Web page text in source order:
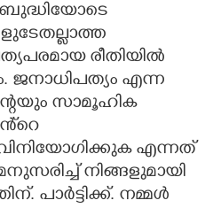
രീതിയിൽ
ജനാധിപത്യം എന്ന
സാമൂഹിക
എന്നത്
നിങ്ങളുമായി
പാർട്ടിക്ക്. നമ്മൾ